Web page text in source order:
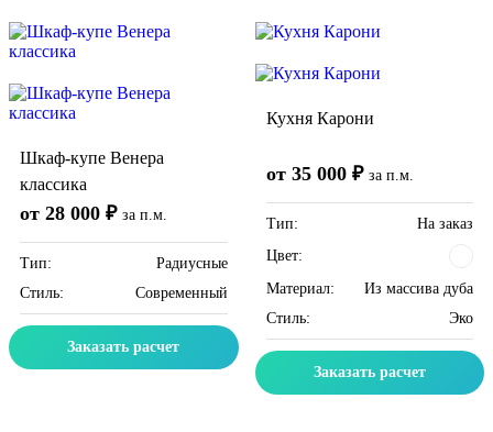
Шкаф-купе Венера
классика
от 28 000 ₽ за п.м.
Тип:
Радиусные
Стиль:
Современный
Заказать расчет
Кухня Карони
от 35 000 ₽ за п.м.
Тип:
На заказ
Цвет:
Материал:
Из массива дуба
Стиль:
Эко
Заказать расчет